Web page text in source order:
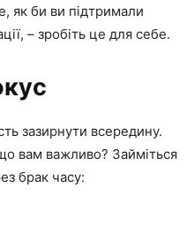
як би ви підтримали
– зробіть це для себе.
зазирнути всередину.
вам важливо? Займіться
брак часу: